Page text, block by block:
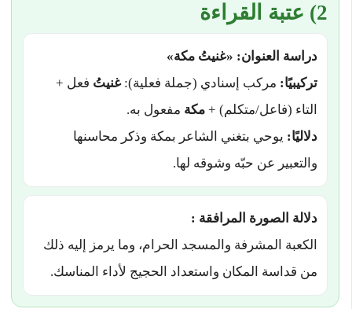
2) عتبة القراءة
دراسة العنوان: «غنيتُ مكة»
تركيبيًا: مركب إسنادي (جملة فعلية):غنيتُ فعل +
التاء (فاعل/متكلم) + مكة مفعول به.
دلاليًا: يوحي بتغني الشاعر بمكة وذكر محاسنها
والتعبير عن حبّه وشوقه لها.
دلالة الصورة المرافقة :
الكعبة المشرفة والمسجد الحرام، وما يرمز إليه ذلك
من قداسة المكان واستعداد الحجيج لأداء المناسك.